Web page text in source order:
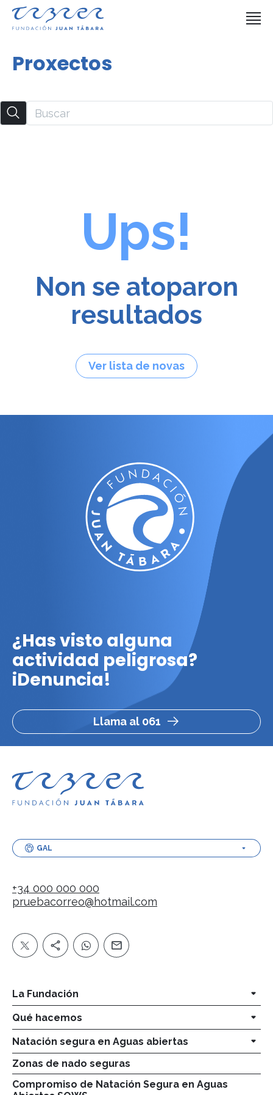
Proxectos
Ups!
Non se atoparon
resultados
Ver lista de novas
¿Has visto alguna
actividad peligrosa?
iDenuncia!
Llama al 061
GAL
+34 000 000 000
pruebacorreo@hotmail.com
La Fundación
Qué hacemos
Natación segura en Aguas abiertas
Zonas de nado seguras
Compromiso de Natación Segura en Aguas